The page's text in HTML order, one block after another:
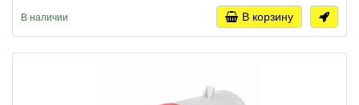
В наличии В корзину